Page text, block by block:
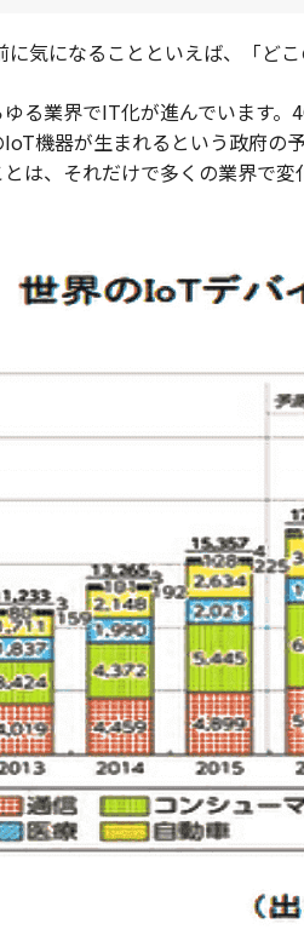
に気になることといえば、「ど
る業界でIT化が進んでいます
機器が生まれるという政府の
は、それだけで多くの業界で変